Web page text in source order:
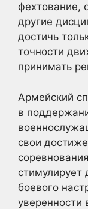
фехтование,
другие
достичь
точности
принимать
Армейский
в
свои
стимулирует
боевого
уверенности